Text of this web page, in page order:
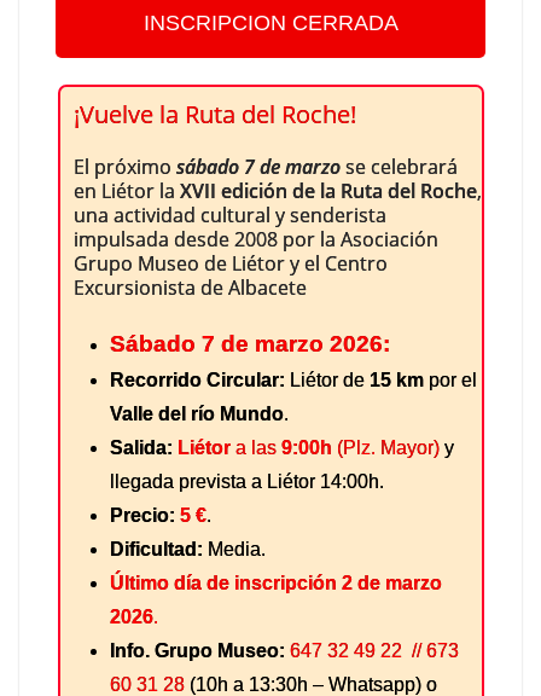
INSCRIPCION CERRADA
¡Vuelve la Ruta del Roche!
El próximo sábado 7 de marzose celebrará
en Liétor la XVII edición de la Ruta del Roche,
una actividad cultural y senderista
impulsada desde 2008 por la Asociación
Grupo Museo de Liétor y el Centro
Excursionista de Albacete
Sábado 7 de marzo 2026:
Recorrido Circular: Liétor de 15 km por el
Valle del río Mundo.
Salida: Liétor a las 9:00h (Plz. Mayor) y
llegada prevista a Liétor 14:00h.
Precio: 5 €.
Dificultad: Media.
Último día de inscripción 2 de marzo
2026.
Info. Grupo Museo: 647 32 49 22 // 673
60 31 28 (10h a 13:30h – Whatsapp) o